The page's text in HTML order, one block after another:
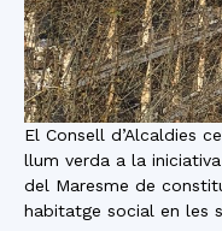
El Consell d’Alcaldies
llum verda a la
del Maresme de
habitatge social en les